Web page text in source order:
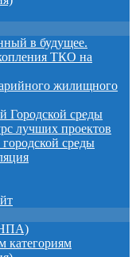
в будущее.
ТКО на
жилищного
Городской среды
лучших проектов
среды
НПА)
категориям